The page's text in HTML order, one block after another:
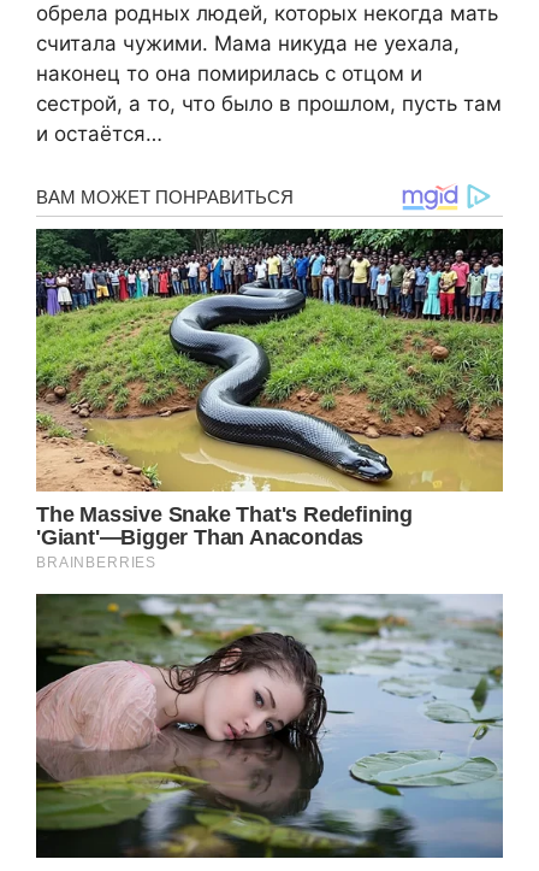
обрела родных людей, которых некогда мать
считала чужими. Мама никуда не уехала,
наконец то она помирилась с отцом и
сестрой, а то, что было в прошлом, пусть там
и остаётся…